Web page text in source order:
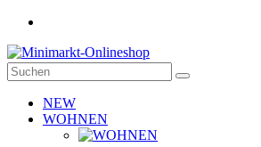
NEW
WOHNEN